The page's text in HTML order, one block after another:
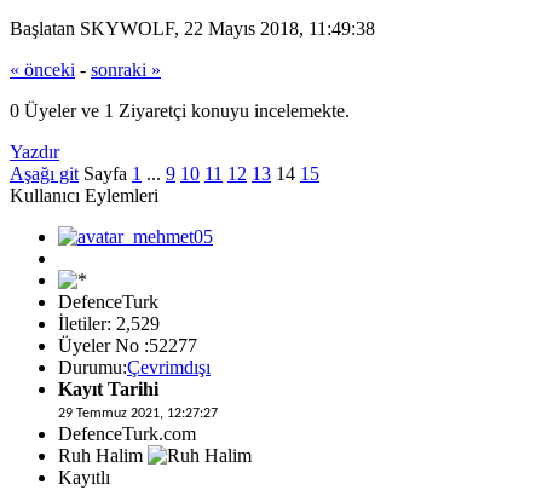
Başlatan SKYWOLF, 22 Mayıs 2018, 11:49:38
« önceki - sonraki »
0 Üyeler ve 1 Ziyaretçi konuyu incelemekte.
Yazdır
Aşağı git Sayfa 1 ... 9 10 11 12 13 14 15
Kullanıcı Eylemleri
DefenceTurk
İletiler: 2,529
Üyeler No :52277
Durumu:Çevrimdışı
Kayıt Tarihi
29 Temmuz 2021, 12:27:27
DefenceTurk.com
Ruh Halim
Kayıtlı